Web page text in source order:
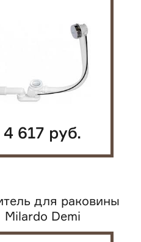
4 617 руб.
для раковины
Milardo Demi
цвет...